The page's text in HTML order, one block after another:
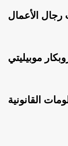
الأعمال
موبيليتي
القانونية